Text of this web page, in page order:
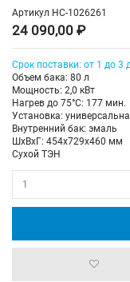
Артикул НС-1026261
24 090,00 ₽
Срок поставки: от 1 до 3
Объем бака: 80 л
Мощность: 2,0 кВт
Нагрев до 75°С: 177 мин.
Установка:
Внутренний бак: эмаль
ШхВхГ: 454х729х460 мм
Сухой ТЭН